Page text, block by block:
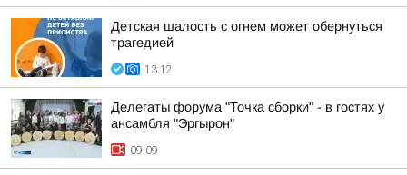
Детская шалость с огнем может обернуться
трагедией
13:12
Делегаты форума "Точка сборки" - в гостях у
ансамбля "Эргырон"
09:09